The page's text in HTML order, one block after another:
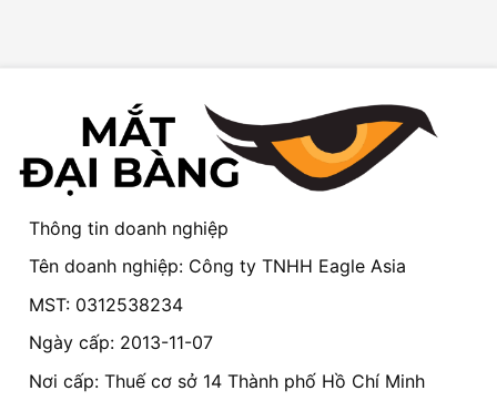
Thông tin doanh nghiệp
Tên doanh nghiệp: Công ty TNHH Eagle Asia
MST: 0312538234
Ngày cấp: 2013-11-07
Nơi cấp: Thuế cơ sở 14 Thành phố Hồ Chí Minh